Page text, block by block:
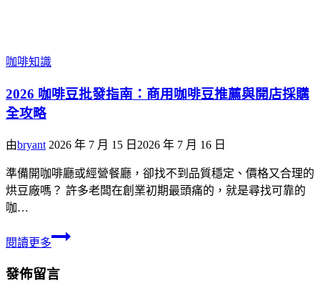
咖啡知識
2026 咖啡豆批發指南：商用咖啡豆推薦與開店採購
全攻略
由bryant 2026 年 7 月 15 日 2026 年 7 月 16 日
準備開咖啡廳或經營餐廳，卻找不到品質穩定、價格又合理的
烘豆廠嗎？ 許多老闆在創業初期最頭痛的，就是尋找可靠的
咖…
閱讀更多
發佈留言